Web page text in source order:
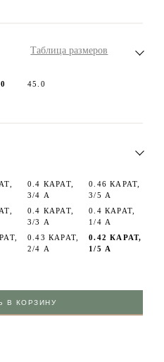
Таблица размеров
45.0
0.4 КАРАТ,
3/4 А
0.46 КАРАТ,
3/5 А
0.4 КАРАТ,
3/3 А
0.4 КАРАТ,
1/4 А
0.43 КАРАТ,
2/4 А
0.42 КАРАТ,
1/5 А
В КОРЗИНУ